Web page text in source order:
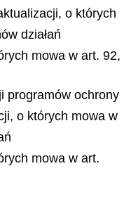
o których
działań
mowa w art. 92,
programów ochrony
o których mowa w
mowa w art.